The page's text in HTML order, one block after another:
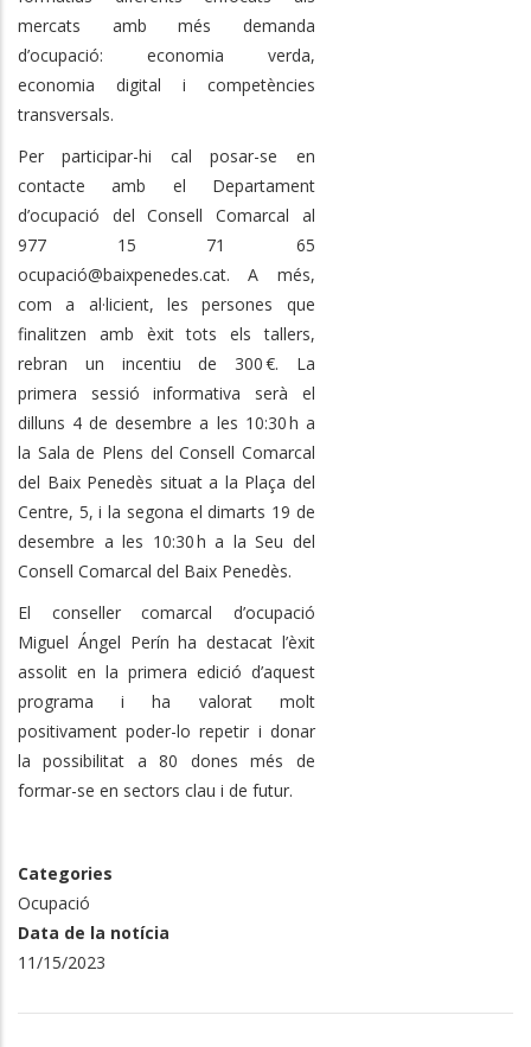
mercats amb més demanda
d’ocupació: economia verda,
economia digital i competències
transversals.
Per participar-hi cal posar-se en
contacte amb el Departament
d’ocupació del Consell Comarcal al
977 15 71 65
ocupació@baixpenedes.cat. A més,
com a al·licient, les persones que
finalitzen amb èxit tots els tallers,
rebran un incentiu de 300 €. La
primera sessió informativa serà el
dilluns 4 de desembre a les 10:30 h a
la Sala de Plens del Consell Comarcal
del Baix Penedès situat a la Plaça del
Centre, 5, i la segona el dimarts 19 de
desembre a les 10:30 h a la Seu del
Consell Comarcal del Baix Penedès.
El conseller comarcal d’ocupació
Miguel Ángel Perín ha destacat l’èxit
assolit en la primera edició d’aquest
programa i ha valorat molt
positivament poder-lo repetir i donar
la possibilitat a 80 dones més de
formar-se en sectors clau i de futur.
Categories
Ocupació
Data de la notícia
11/15/2023